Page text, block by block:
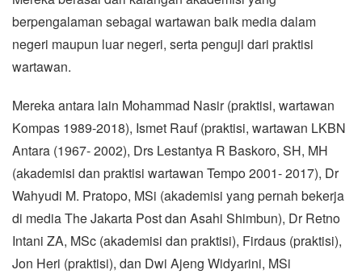
berpengalaman sebagai wartawan baik media dalam
negeri maupun luar negeri, serta penguji dari praktisi
wartawan.
Mereka antara lain Mohammad Nasir (praktisi, wartawan
Kompas 1989-2018), Ismet Rauf (praktisi, wartawan LKBN
Antara (1967- 2002), Drs Lestantya R Baskoro, SH, MH
(akademisi dan praktisi wartawan Tempo 2001- 2017), Dr
Wahyudi M. Pratopo, MSi (akademisi yang pernah bekerja
di media The Jakarta Post dan Asahi Shimbun), Dr Retno
Intani ZA, MSc (akademisi dan praktisi), Firdaus (praktisi),
Jon Heri (praktisi), dan Dwi Ajeng Widyarini, MSi